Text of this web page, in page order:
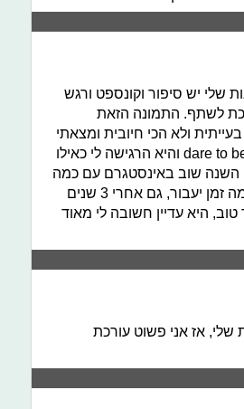
יש סיפור וקונספט ורגש
לשתף. התמונה הזאת
3 שנים, הייתי בתקופה בעייתית ולא הכי חיובית ומצאתי
בצילומים עצמיים סוג של תרפיה. לתמונה הזאתי קראתי בזמנו dare to be והיא הרגישה לי כאילו
השנה שוב באינסטגרם עם כמה
מילים אקסטרה (בניגוד לבדרך כלל) ואני מרגישה שלא משנה כמה זמן יעבור, גם אחרי 3 שנים
היא עדיין חשובה לי מאוד
אז אני פשוט עורכת